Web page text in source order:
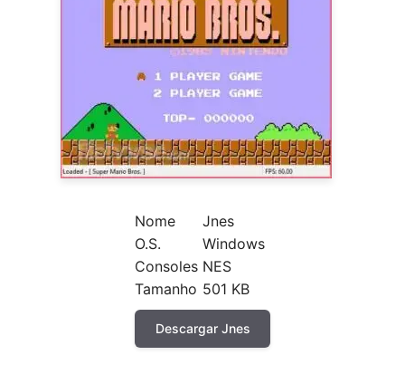
Nome
Jnes
O.S.
Windows
Consoles NES
Tamanho 501 KB
Descargar Jnes